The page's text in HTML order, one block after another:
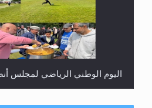
اليوم الوطني الرياضي لمجلس